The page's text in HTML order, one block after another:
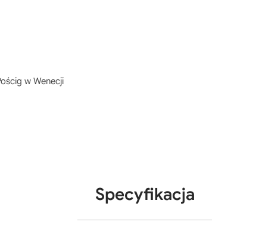
w Wenecji
Specyfikacja